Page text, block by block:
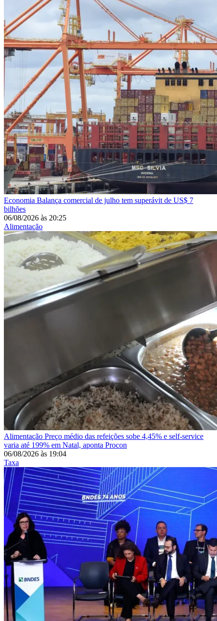
Economia Balança comercial de julho tem superávit de US$ 7
bilhões
06/08/2026 às 20:25
Alimentação
Alimentação Preço médio das refeições sobe 4,45% e self-service
varia até 199% em Natal, aponta Procon
06/08/2026 às 19:04
Taxa